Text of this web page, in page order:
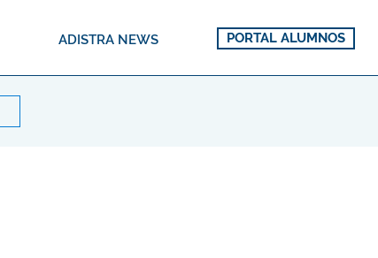
ADISTRA NEWS PORTAL ALUMNOS